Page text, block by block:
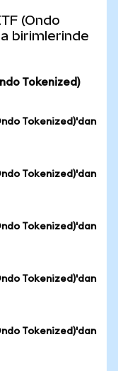
(Ondo
birimlerinde
Tokenized)
Tokenized)'dan
Tokenized)'dan
Tokenized)'dan
Tokenized)'dan
Tokenized)'dan